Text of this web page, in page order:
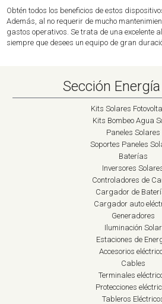
Obtén todos los beneficios de estos
Además, al no requerir de mucho
gastos operativos. Se trata de una excelente
siempre que desees un equipo de gran
Sección
Kits Solares
Kits Bombeo Agua
Paneles Solares
Soportes Paneles
Baterías
Inversores
Controladores de
Cargador de
Cargador auto
Generadores
Iluminación Solar
Estaciones de
Accesorios
Cables
Terminales
Protecciones
Tableros